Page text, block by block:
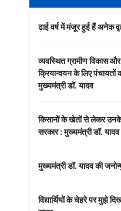
ढाई वर्ष में मंजूर हुई हैं अनेक
व्यवस्थित ग्रामीण विकास
क्रियान्वयन के लिए
मुख्यमंत्री डॉ. यादव
किसानों के खेतों से लेकर उनके
सरकार : मुख्यमंत्री डॉ. यादव
मुख्यमंत्री डॉ. यादव की
विद्यार्थियों के चेहरे पर मुझे